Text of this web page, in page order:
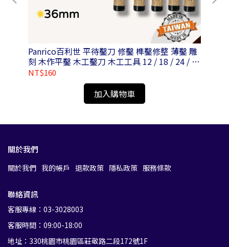
Panrico百利世 平待鑿刀 修鑿 榫鑿修整 薄鑿 雕
刻 木作平鑿 木工鑿刀 木工工具 12 / 18 / 24 / 30
/ 36mm
NT$160
加入購物車
關於我們
關於我們 我的帳戶 退款政策 隱私政策 服務條款
聯絡資訊
客服專線：03-3028003
客服時間：09:00-18:00
地址：330桃園市桃園區莊敬路二段172號1F